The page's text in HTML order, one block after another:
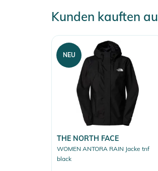
Kunden kauften
THE NORTH FACE
WOMEN ANTORA RAIN Jacke tnf
black
NEU